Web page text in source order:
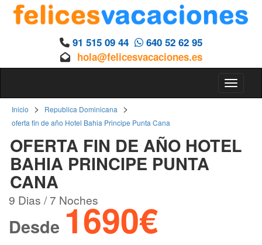
91 515 09 44
640 52 62 95
hola@felicesvacaciones.es
Inicio > Republica Dominicana >
oferta fin de año Hotel Bahia Principe Punta Cana
OFERTA FIN DE AÑO HOTEL
BAHIA PRINCIPE PUNTA
CANA
9 Dias / 7 Noches
Desde 1690€